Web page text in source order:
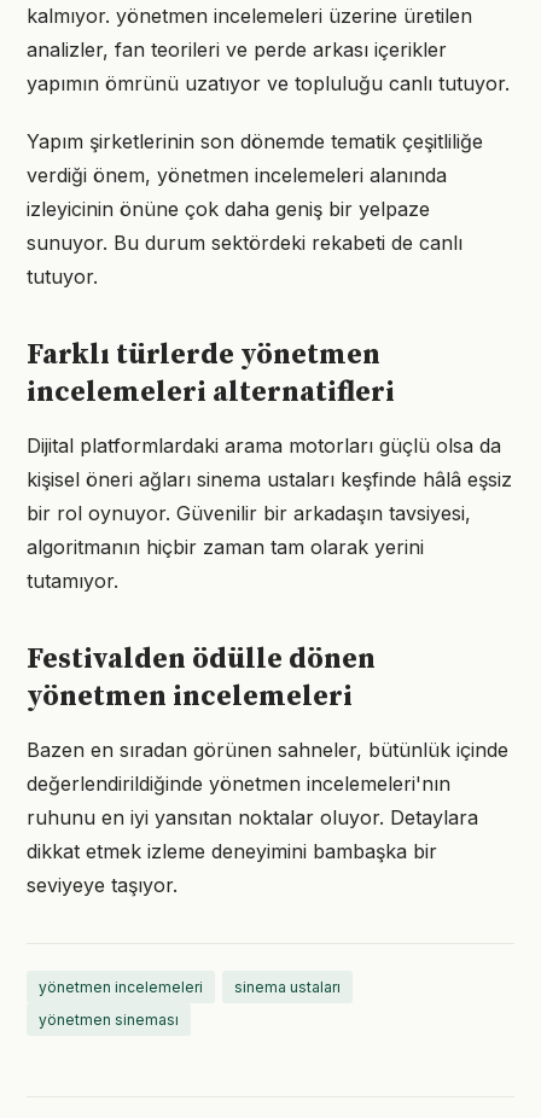
kalmıyor. yönetmen incelemeleri üzerine üretilen
analizler, fan teorileri ve perde arkası içerikler
yapımın ömrünü uzatıyor ve topluluğu canlı tutuyor.
Yapım şirketlerinin son dönemde tematik çeşitliliğe
verdiği önem, yönetmen incelemeleri alanında
izleyicinin önüne çok daha geniş bir yelpaze
sunuyor. Bu durum sektördeki rekabeti de canlı
tutuyor.
Farklı türlerde yönetmen
incelemeleri alternatifleri
Dijital platformlardaki arama motorları güçlü olsa da
kişisel öneri ağları sinema ustaları keşfinde hâlâ eşsiz
bir rol oynuyor. Güvenilir bir arkadaşın tavsiyesi,
algoritmanın hiçbir zaman tam olarak yerini
tutamıyor.
Festivalden ödülle dönen
yönetmen incelemeleri
Bazen en sıradan görünen sahneler, bütünlük içinde
değerlendirildiğinde yönetmen incelemeleri'nın
ruhunu en iyi yansıtan noktalar oluyor. Detaylara
dikkat etmek izleme deneyimini bambaşka bir
seviyeye taşıyor.
yönetmen incelemeleri
sinema ustaları
yönetmen sineması